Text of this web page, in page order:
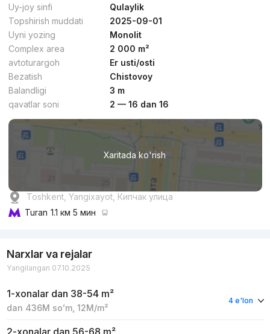
Uy-joy sinfi
Qulaylik
Topshirish muddati
2025-09-01
Uyni yozing
Monolit
Complex area
2 000 m²
avtoturargoh
Er usti/osti
Bezatish
Chistovoy
Balandligi
3 m
qavatlar soni
2 — 16 dan 16
Xaritada ko'rish
Toshkent, Yangixayot, Кипчак улица
Turan 1.1 км 5 мин
Narxlar va rejalar
Yangilangan 07.10.2025
1-xonalar dan 38-54 m²
dan 436M soʻm, 12M/m²
4 e'lon